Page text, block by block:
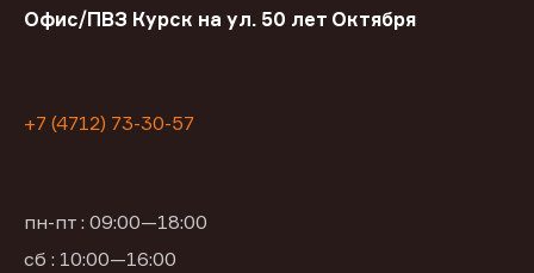
Офис/ПВЗ Курск на ул. 50 лет Октября
+7 (4712) 73-30-57
пн-пт : 09:00—18:00
сб : 10:00—16:00